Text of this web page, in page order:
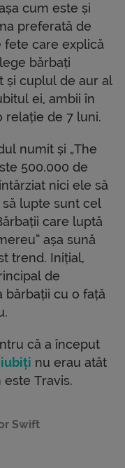
cum este și
preferată de
fete care explică
bărbați
și cuplul de aur al
ei, ambii în
relație de 7 luni.
numit și „The
500.000 de
nici ele să
să lupte sunt cel
care luptă
așa sună
trend. Inițial,
de
bărbații cu o față
că a început
iubiți nu erau atât
Travis.
Swift